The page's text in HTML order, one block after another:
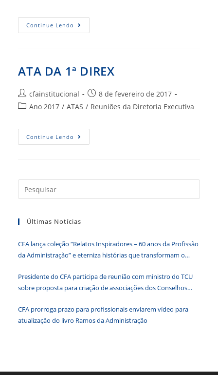
post:
Continue Lendo ATA
DA
ATA DA 1ª DIREX
Autor
do
cfainstitucional
Post
publicado:
8 de fevereiro de 2017
Categoria
post:
Ano 2017 / ATAS / Reuniões da Diretoria Executiva
Continue Lendo ATA
DA
a
Últimas Notícias
CFA lança coleção “Relatos Inspiradores – 60 anos da Profissão
da Administração” e eterniza histórias que transformam o
Presidente do CFA participa de reunião com ministro do TCU
sobre proposta para criação de associações dos Conselhos
CFA prorroga prazo para profissionais enviarem vídeo para
atualização do livro Ramos da Administração